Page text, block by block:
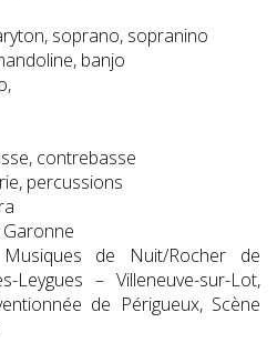
soprano, sopranino
banjo
contrebasse
percussions
Garonne
de Nuit/Rocher de
Leygues – Villeneuve-sur-Lot,
de Périgueux, Scène